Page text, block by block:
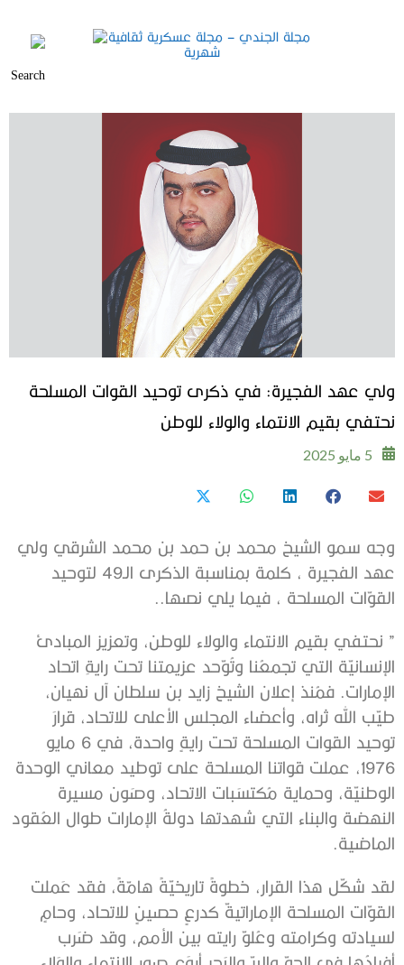
ولي عهد الفجيرة: في ذكرى توحيد القوات المسلحة
نحتفي بقيم الانتماء والولاء للوطن
5 مايو 2025
وجه سمو الشيخ محمد بن حمد بن محمد الشرقي ولي
عهد الفجيرة ، كلمة بمناسبة الذكرى الـ49 لتوحيد
القوّات المسلحة ، فيما يلي نصها..
” نحتفي بقيم الانتماء والولاء للوطن، وتعزيز المبادئ
الإنسانيّة التي تجمعُنا وتُوّحد عزيمتنا تحت رايةِ اتحاد
الإمارات. فمُنذ إعلان الشيخ زايد بن سلطان آل نهيان،
طيّب الله ثراه، وأعضاء المجلس الأعلى للاتحاد، قرارَ
توحيد القوات المسلحة تحت رايةٍ واحدة، في 6 مايو
1976، عملت قواتنا المسلحة على توطيد معاني الوحدة
الوطنيّة، وحماية مُكتسَبات الاتحاد، وصَون مسيرة
النهضة والبناء التي شهدتها دولةُ الإمارات طوال العُقود
الماضية.
لقد شكّل هذا القرار، خطوةً تاريخيّةً هامّةً، فقد عَملت
القوّات المسلحة الإماراتيةّ كدرعٍ حصينٍ للاتحاد، وحامٍ
لسيادته وكرامته وعُلوّ رايته بين الأمم، وقد ضَرب